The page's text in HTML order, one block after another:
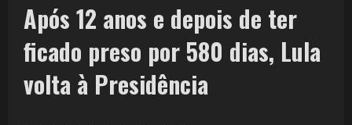
Após 12 anos e depois de ter
ficado preso por 580 dias, Lula
volta à Presidência